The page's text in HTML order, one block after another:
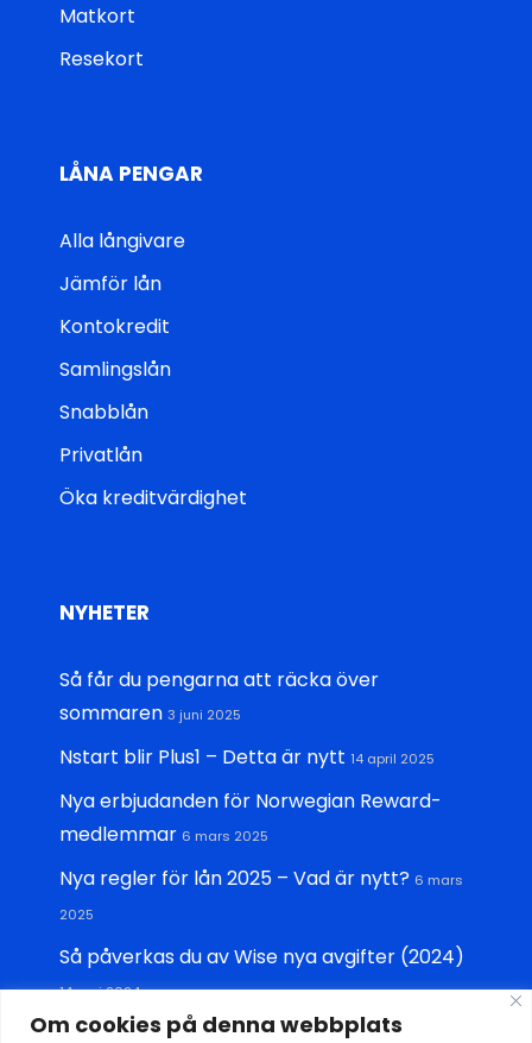
Om cookies på denna webbplats
Matkort
Resekort
LÅNA PENGAR
Alla långivare
Jämför lån
Kontokredit
Samlingslån
Snabblån
Privatlån
Öka kreditvärdighet
NYHETER
Så får du pengarna att räcka över
sommaren 3 juni 2025
Nstart blir Plus1 – Detta är nytt 14 april 2025
Nya erbjudanden för Norwegian Reward-
medlemmar 6 mars 2025
Nya regler för lån 2025 – Vad är nytt? 6 mars
2025
Så påverkas du av Wise nya avgifter (2024)
14 maj 2024